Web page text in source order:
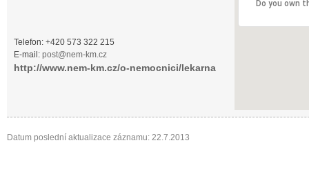
Telefon: +420 573 322 215
E-mail: post@nem-km.cz
http://www.nem-km.cz/o-nemocnici/lekarna
Do you own
Datum poslední aktualizace záznamu: 22.7.2013